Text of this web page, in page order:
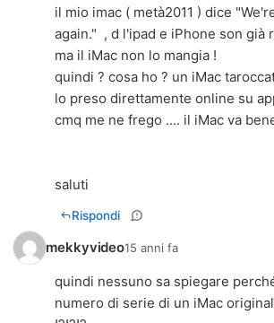
il mio imac ( metà2011 ) dice
again." , d l'ipad e iPhone son già
ma il iMac non lo mangia !
quindi ? cosa ho ? un iMac
lo preso direttamente online su
cmq me ne frego .... il iMac va
saluti
Rispondi
mekkyvideo15 anni fa
quindi nessuno sa spiegare
numero di serie di un iMac